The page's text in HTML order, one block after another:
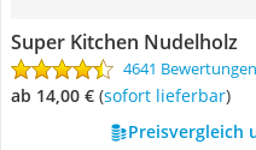
Super Kitchen Nudelholz
4641 Bewertungen
ab 14,00 € ( Sofort lieferbar)
Preisvergleich